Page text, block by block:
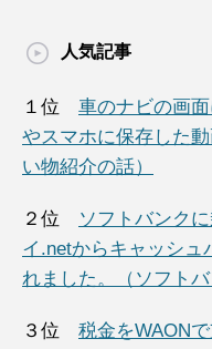
人気記事
１位 車のナビの画
やスマホに保存した
い物紹介の話）
２位
ソフトバンク
イ.netからキャッシュ
れました。（ソフトバ
３位 税金をWAON